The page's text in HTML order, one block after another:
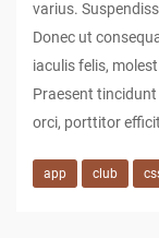
varius.
Donec ut
iaculis felis,
Praesent
orci, porttitor
app club